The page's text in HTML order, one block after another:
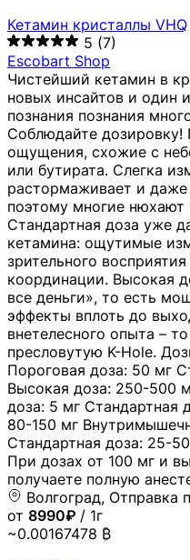
Кетамин кристаллы VHQ
5 (7)
Escobart Shop
Чистейший кетамин в
новых инсайтов и один
познания познания
Соблюдайте дозировку!
ощущения, схожие с
или бутирата. Слегка
растормаживает и
поэтому многие нюхают
Стандартная доза уже
кетамина: ощутимые
зрительного
координации. Высокая
все деньги», то есть
эффекты вплоть до
внетелесного опыта –
пресловутую K-Hole.
Пороговая доза: 50 мг
Высокая доза: 250-500
доза: 5 мг Стандартная
80-150 мг
Стандартная доза: 25-
При дозах от 100 мг и
получаете полную
Волгоград, Отправка
от 8990₽ / 1г
~0.00167478 ₿